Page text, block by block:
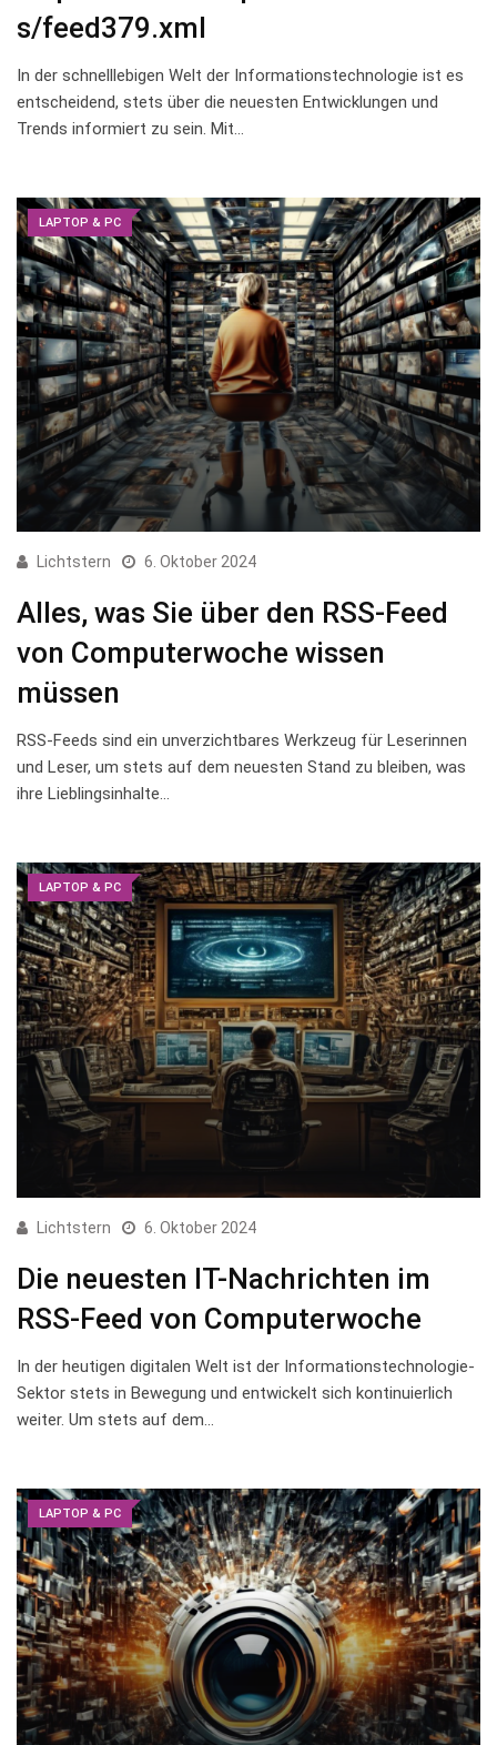
s/feed379.xml
In der schnelllebigen Welt⁤ der Informationstechnologie ist es⁣
entscheidend, stets ‌über die ⁤neuesten Entwicklungen und
Trends informiert zu sein. Mit…
LAPTOP & PC
Lichtstern 6. Oktober 2024
Alles, was Sie über den RSS-Feed
von Computerwoche wissen
müssen
RSS-Feeds sind ein unverzichtbares Werkzeug für Leserinnen
und Leser, um stets auf dem neuesten Stand zu bleiben, was
⁢ihre Lieblingsinhalte…
LAPTOP & PC
Lichtstern 6. Oktober 2024
Die neuesten IT-Nachrichten im
RSS-Feed von Computerwoche
In der heutigen digitalen Welt ist der⁢ Informationstechnologie-
Sektor stets in Bewegung und entwickelt⁣ sich‌ kontinuierlich
weiter. Um stets auf dem…
LAPTOP & PC